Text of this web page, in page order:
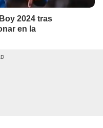
2024 tras
en la